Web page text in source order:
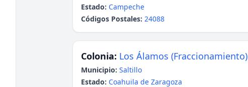
Estado: Campeche
Códigos Postales: 24088
Colonia: Los Álamos (Fraccionamiento)
Municipio: Saltillo
Estado: Coahuila de Zaragoza